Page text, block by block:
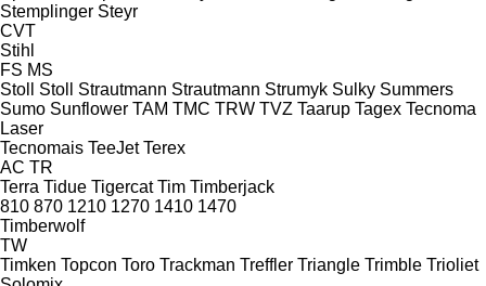
Stemplinger Steyr
CVT
Stihl
FS MS
Stoll
Stoll Strautmann Strautmann Strumyk Sulky Summers
Sumo Sunflower TAM TMC TRW TVZ Taarup Tagex Tecnoma
Laser
Tecnomais TeeJet Terex
AC TR
Terra Tidue Tigercat Tim Timberjack
810 870 1210 1270 1410 1470
Timberwolf
TW
Timken Topcon Toro Trackman Treffler Triangle Trimble Trioliet